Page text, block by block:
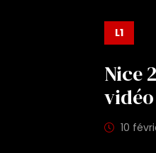
L1
Nice
vidéo
10